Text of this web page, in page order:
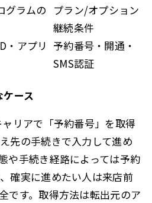
グラムの プラン/オプション
継続条件
・アプリ 予約番号・開通・
SMS認証
ース
リアで「予約番号」を取得
先の手続きで入力して進め
や手続き経路によっては予約
確実に進めたい人は来店前
です。取得方法は転出元のア